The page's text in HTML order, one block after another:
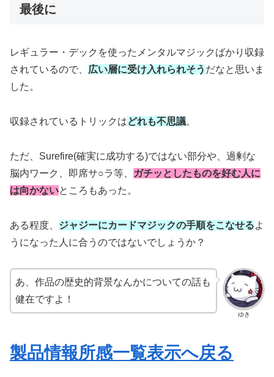
最後に
レギュラー・デックを使ったメンタルマジックばかり収録
されているので、 広い層に受け入れられそう だなと思いま
した。
収録されているトリックはどれも不思議。
ただ、Surefire(確実に成功する)ではない部分や、過剰な
脳内ワーク、即席サ○ラ等、
ガチッとしたものを好む人に
は向かないところもあった。
ある程度、 ジャジーにカードマジックの手順をこなせるよ
うになった人に合うのではないでしょうか？
ゆき
あ、作品の歴史的背景なんかについての話も
健在ですよ！
製品情報所感一覧表示へ戻る